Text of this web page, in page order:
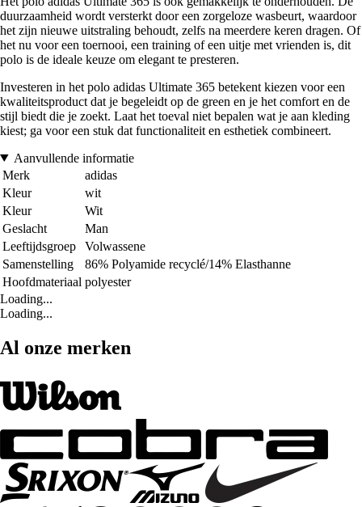
duurzaamheid wordt versterkt door een zorgeloze wasbeurt, waardoor
het zijn nieuwe uitstraling behoudt, zelfs na meerdere keren dragen. Of
het nu voor een toernooi, een training of een uitje met vrienden is, dit
polo is de ideale keuze om elegant te presteren.
Investeren in het polo adidas Ultimate 365 betekent kiezen voor een
kwaliteitsproduct dat je begeleidt op de green en je het comfort en de
stijl biedt die je zoekt. Laat het toeval niet bepalen wat je aan kleding
kiest; ga voor een stuk dat functionaliteit en esthetiek combineert.
Aanvullende informatie
Merk
adidas
Kleur
wit
Kleur
Wit
Geslacht
Man
Leeftijdsgroep
Volwassene
Samenstelling
86% Polyamide recyclé/14% Elasthanne
Hoofdmateriaal polyester
Loading...
Loading...
Al onze merken